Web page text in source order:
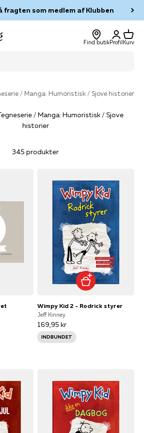
fragten som medlem af Klubben
Find butik
Log ind
Profil
Kurv
Kurv
/ Manga: Humoristisk / Sjove historier
/ Manga: Humoristisk / Sjove
historier
345 produkter
Wimpy Kid 2 - Rodrick styrer
Jeff Kinney
169,95 kr
INDBUNDET